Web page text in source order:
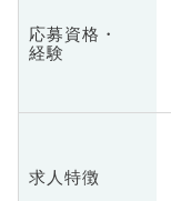
応募資格・
経験
求人特徴